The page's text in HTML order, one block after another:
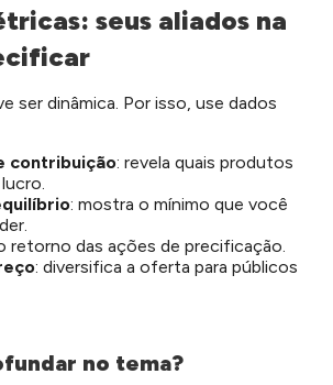
seus aliados na
ser dinâmica. Por isso, use dados
contribuição: revela quais produtos
: mostra o mínimo que você
retorno das ações de precificação.
: diversifica a oferta para públicos
no tema?